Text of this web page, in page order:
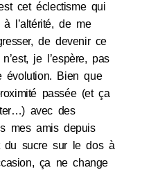
cet éclectisme qui
l’altérité, de me
de devenir ce
je l’espère, pas
évolution. Bien que
passée (et ça
avec des
mes amis depuis
du sucre sur le dos à
ça ne change